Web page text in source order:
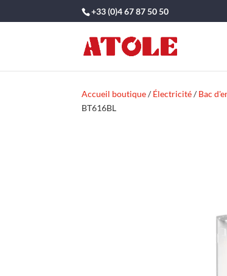
+33 (0)4 67 87 50 50
Accueil boutique/Électricité/Bac
BT616BL